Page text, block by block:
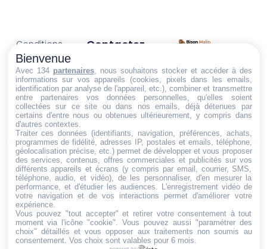
Trouvez ce qu'il vous faut,
au bon endroit
Conditions
générales
de vente
Politique de
cookies
Politique de
confidentialité
Mentions
légales
Conditions de
retour et de
remboursement
Droit de
rétractation
Contactez-
Email:
dt@sasbms.fr
Bienvenue
Avec 134 partenaires, nous souhaitons stocker et accéder à des
informations sur vos appareils (cookies, pixels dans les emails,
identification par analyse de l'appareil, etc.), combiner et transmettre
entre partenaires vos données personnelles, qu'elles soient
collectées sur ce site ou dans nos emails, déjà détenues par
certains d'entre nous ou obtenues ultérieurement, y compris dans
d'autres contextes.
Traiter ces données (identifiants, navigation, préférences, achats,
programmes de fidélité, adresses IP, postales et emails, téléphone,
géolocalisation précise, etc.) permet de développer et vous proposer
des services, contenus, offres commerciales et publicités sur vos
différents appareils et écrans (y compris par email, courrier, SMS,
téléphone, audio, et vidéo), de les personnaliser, d'en mesurer la
performance, et d'étudier les audiences. L'enregistrement vidéo de
votre navigation et de vos interactions permet d'améliorer votre
expérience.
Vous pouvez "tout accepter" et retirer votre consentement à tout
moment via l'icône "cookie" . Vous pouvez aussi "paramétrer des
choix" détaillés et vous opposer aux traitements non soumis au
consentement. Vos choix sont valables pour 6 mois.